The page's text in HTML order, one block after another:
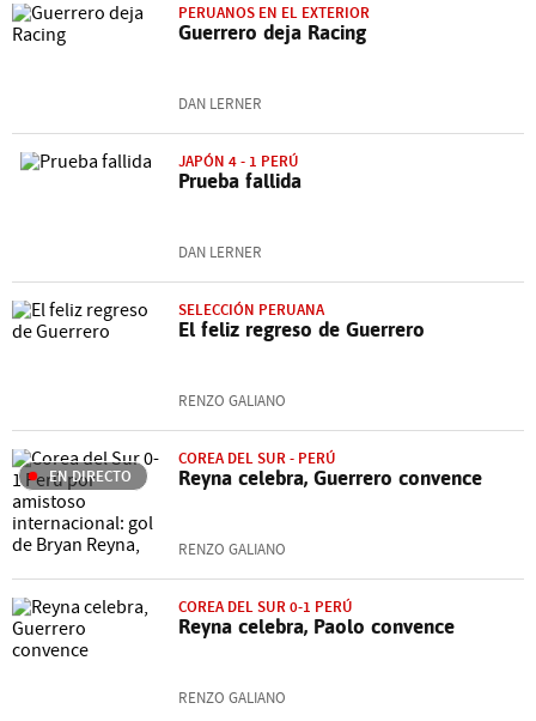
PERUANOS EN EL EXTERIOR
Guerrero deja Racing
DAN LERNER
JAPÓN 4 - 1 PERÚ
Prueba fallida
DAN LERNER
SELECCIÓN PERUANA
El feliz regreso de Guerrero
RENZO GALIANO
EN DIRECTO
COREA DEL SUR - PERÚ
Reyna celebra, Guerrero convence
RENZO GALIANO
COREA DEL SUR 0-1 PERÚ
Reyna celebra, Paolo convence
RENZO GALIANO